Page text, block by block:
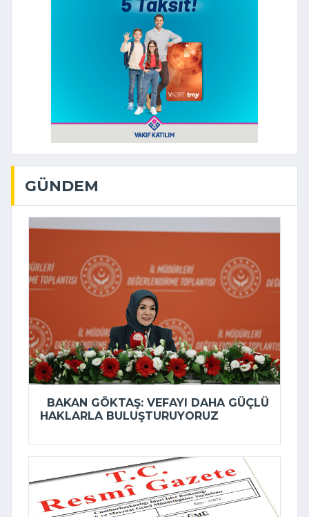
GÜNDEM
BAKAN GÖKTAŞ: VEFAYI DAHA GÜÇLÜ
HAKLARLA BULUŞTURUYORUZ